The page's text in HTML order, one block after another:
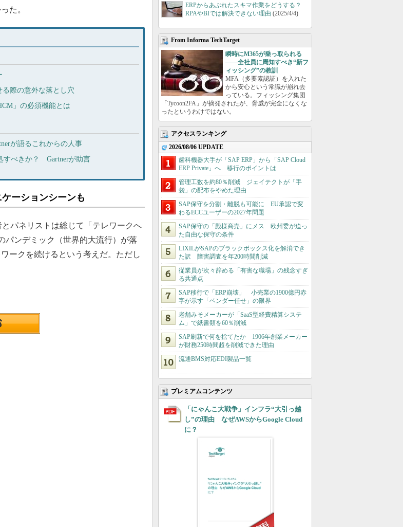
た。
際の意外な落とし穴
」の必須機能とは
が語るこれからの人事
すべきか？ Gartnerが助言
ーションシーンも
パネリストは総じて「テレワークへ
パンデミック（世界的大流行）が落
ークを続けるという考えだ。ただし
ERPからあぶれたスキマ作業をどうする？
RPAやBIでは解決できない理由 (2025/4/4)
From Informa TechTarget
瞬時にM365が乗っ取られる
――全社員に周知すべき“新フ
ィッシング”の教訓
MFA（多要素認証）を入れた
から安心という常識が崩れ去
っている。フィッシング集団
「Tycoon2FA」が摘発されたが、脅威が完全になくな
ったというわけではない。
アクセスランキング
2026/08/06 UPDATE
歯科機器大手が「SAP ERP」から「SAP Cloud
ERP Private」へ 移行のポイントは
管理工数を約80％削減 ジェイテクトが「手
袋」の配布をやめた理由
SAP保守を分割・離脱も可能に EU承認で変
わるECCユーザーの2027年問題
SAP保守の「殿様商売」にメス 欧州委が迫っ
た自由な保守の条件
LIXILがSAPのブラックボックス化を解消でき
た訳 障害調査を年200時間削減
従業員が次々辞める「有害な職場」の残念すぎ
る共通点
SAP移行で「ERP崩壊」 小売業の1900億円赤
字が示す「ベンダー任せ」の限界
老舗みそメーカーが「SaaS型経費精算システ
ム」で紙書類を60％削減
SAP刷新で何を捨てたか 1906年創業メーカー
が財務250時間超を削減できた理由
流通BMS対応EDI製品一覧
プレミアムコンテンツ
「にゃんこ大戦争」インフラ“大引っ越
し”の理由 なぜAWSからGoogle Cloud
に？